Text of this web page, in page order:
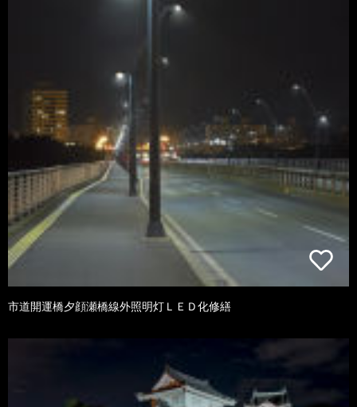
市道開運橋夕顔瀬橋線外照明灯ＬＥＤ化修繕